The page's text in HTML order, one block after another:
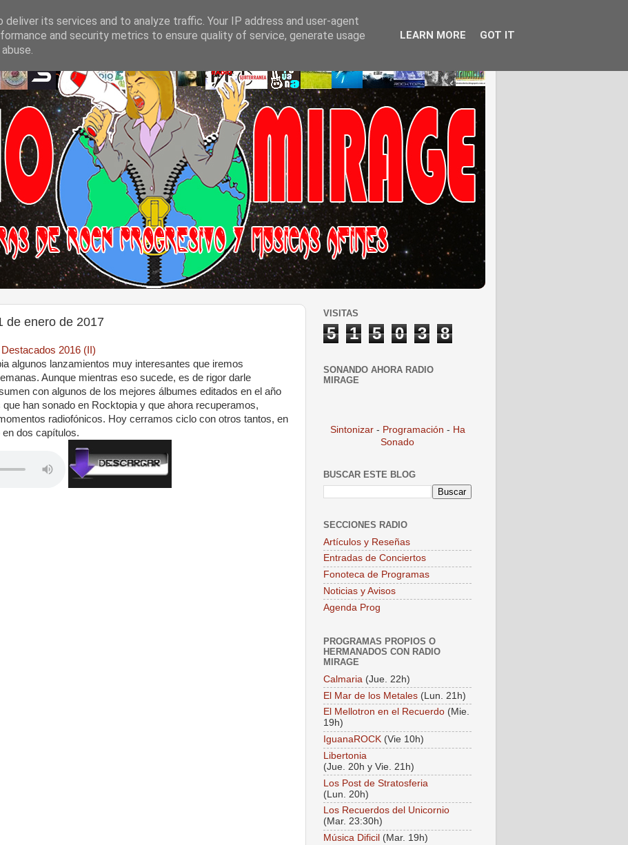
de enero de 2017
2016 (II)
algunos lanzamientos muy interesantes que iremos
Aunque mientras eso sucede, es de rigor darle
con algunos de los mejores álbumes editados en el año
han sonado en Rocktopia y que ahora recuperamos,
radiofónicos. Hoy cerramos ciclo con otros tantos, en
dos capítulos.
VISITAS
5 1 5 0 3 8
SONANDO AHORA RADIO
MIRAGE
Sintonizar - Programación - Ha
Sonado
BUSCAR ESTE BLOG
SECCIONES RADIO
Artículos y Reseñas
Entradas de Conciertos
Fonoteca de Programas
Noticias y Avisos
Agenda Prog
PROGRAMAS PROPIOS O
HERMANADOS CON RADIO
MIRAGE
Calmaria (Jue. 22h)
El Mar de los Metales (Lun. 21h)
El Mellotron en el Recuerdo (Mie.
19h)
IguanaROCK (Vie 10h)
Libertonia
(Jue. 20h y Vie. 21h)
Los Post de Stratosferia
(Lun. 20h)
Los Recuerdos del Unicornio
(Mar. 23:30h)
Música Dificil (Mar. 19h)
its services and to analyze traffic. Your IP address and user-agent
and security metrics to ensure quality of service, generate usage
LEARN MORE GOT IT